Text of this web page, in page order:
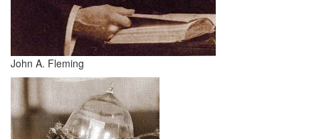
John A. Fleming